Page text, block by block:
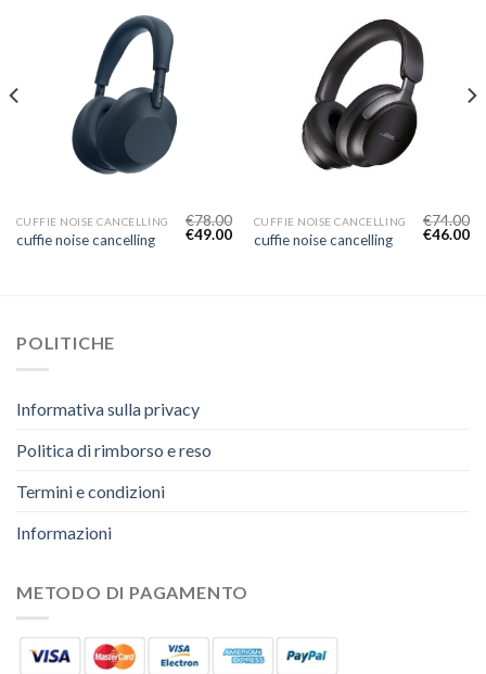
CUFFIE NOISE CANCELLING
cuffie noise cancelling
€78.00
€49.00
CUFFIE NOISE CANCELLING
cuffie noise cancelling
€74.00
€46.00
POLITICHE
Informativa sulla privacy
Politica di rimborso e reso
Termini e condizioni
Informazioni
METODO DI PAGAMENTO